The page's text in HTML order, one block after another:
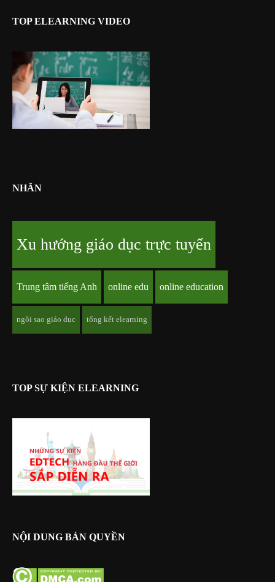
TOP ELEARNING VIDEO
NHÃN
Xu hướng giáo dục trực tuyến
Trung tâm tiếng Anh online edu online education
ngôi sao giáo dục tổng kết elearning
TOP SỰ KIỆN ELEARNING
NỘI DUNG BẢN QUYỀN